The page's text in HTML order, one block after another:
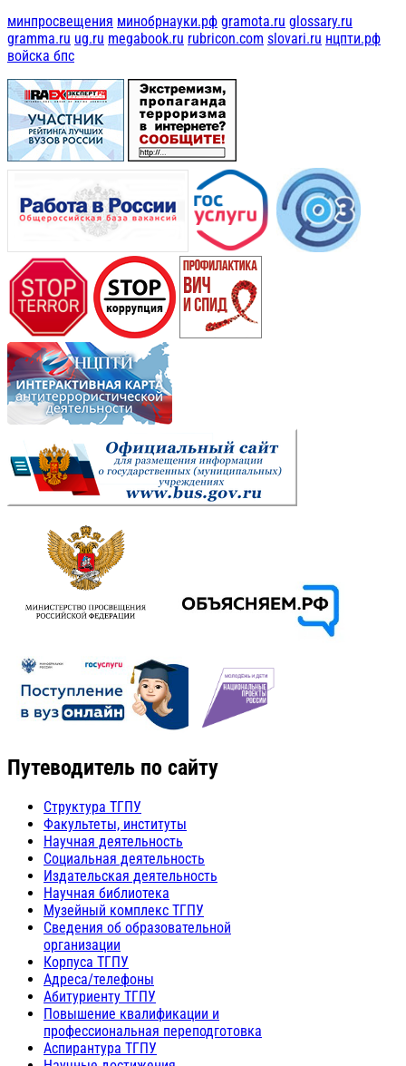
минпросвещения минобрнауки.рф gramota.ru glossary.ru
gramma.ru ug.ru megabook.ru rubricon.com slovari.ru нцпти.рф
войска бпс
Путеводитель по сайту
Структура ТГПУ
Факультеты, институты
Научная деятельность
Социальная деятельность
Издательская деятельность
Научная библиотека
Музейный комплекс ТГПУ
Сведения об образовательной
организации
Корпуса ТГПУ
Адреса/телефоны
Абитуриенту ТГПУ
Повышение квалификации и
профессиональная переподготовка
Аспирантура ТГПУ